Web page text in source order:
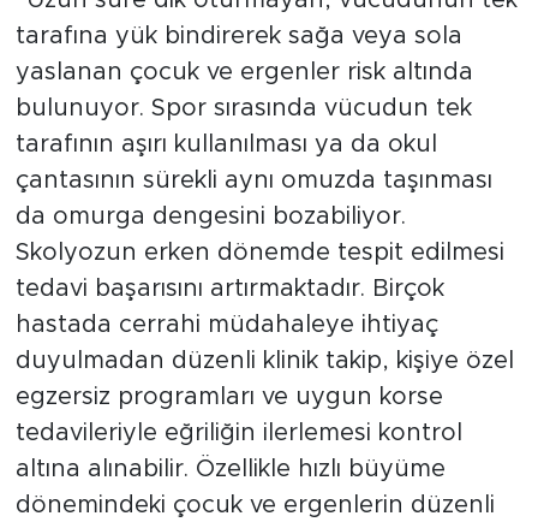
tarafına yük bindirerek sağa veya sola
yaslanan çocuk ve ergenler risk altında
bulunuyor. Spor sırasında vücudun tek
tarafının aşırı kullanılması ya da okul
çantasının sürekli aynı omuzda taşınması
da omurga dengesini bozabiliyor.
Skolyozun erken dönemde tespit edilmesi
tedavi başarısını artırmaktadır. Birçok
hastada cerrahi müdahaleye ihtiyaç
duyulmadan düzenli klinik takip, kişiye özel
egzersiz programları ve uygun korse
tedavileriyle eğriliğin ilerlemesi kontrol
altına alınabilir. Özellikle hızlı büyüme
dönemindeki çocuk ve ergenlerin düzenli